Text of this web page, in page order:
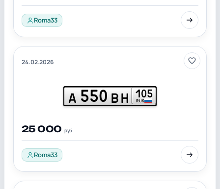
Roma33
24.02.2026
А 550 ВН 105
RUS
25 000 руб
Roma33